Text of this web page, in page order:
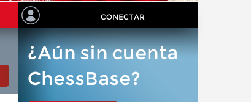
CONECTAR
¿Aún sin cuenta
ChessBase?